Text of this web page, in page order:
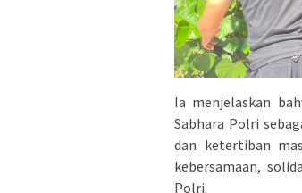
Ia menjelaskan
Sabhara Polri
dan ketertiban
kebersamaan,
Polri.